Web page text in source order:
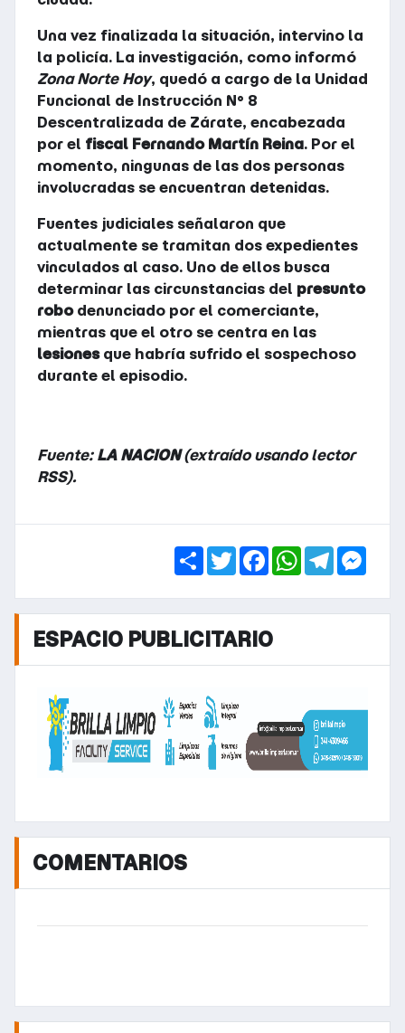
Una vez finalizada la situación, intervino la
la policía. La investigación, como informó
Zona Norte Hoy, quedó a cargo de la Unidad
Funcional de Instrucción N° 8
Descentralizada de Zárate, encabezada
por el fiscal Fernando Martín Reina. Por el
momento, ningunas de las dos personas
involucradas se encuentran detenidas.
Fuentes judiciales señalaron que
actualmente se tramitan dos expedientes
vinculados al caso. Uno de ellos busca
determinar las circunstancias del presunto
robo denunciado por el comerciante,
mientras que el otro se centra en las
lesiones que habría sufrido el sospechoso
durante el episodio.
Fuente: LA NACION(extraído usando lector
RSS).
ShareTwitterFacebook
WhatsApp
ESPACIO PUBLICITARIO
COMENTARIOS